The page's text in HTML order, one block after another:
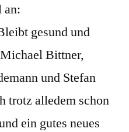
an:
gesund und
Bittner,
und Stefan
trotz alledem schon
ein gutes neues